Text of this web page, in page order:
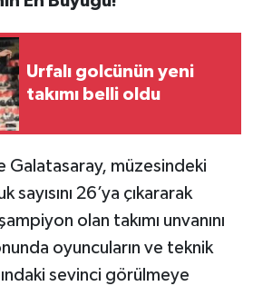
Urfalı golcünün yeni
takımı belli oldu
Galatasaray, müzesindeki
26’ya çıkararak
olan takımı unvanını
oyuncuların ve teknik
sevinci görülmeye